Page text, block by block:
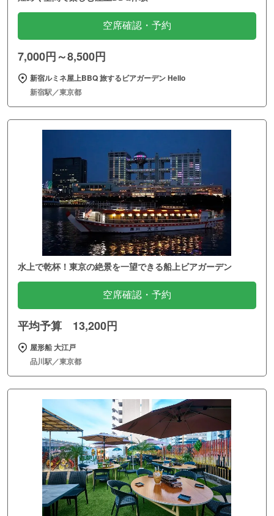
空席確認・予約
7,000円～8,500円
新宿ルミネ屋上BBQ 旅するビアガーデン Hello
新宿駅／東京都
水上で乾杯！東京の絶景を一望できる船上ビアガーデン
空席確認・予約
平均予算 13,200円
屋形船 大江戸
品川駅／東京都